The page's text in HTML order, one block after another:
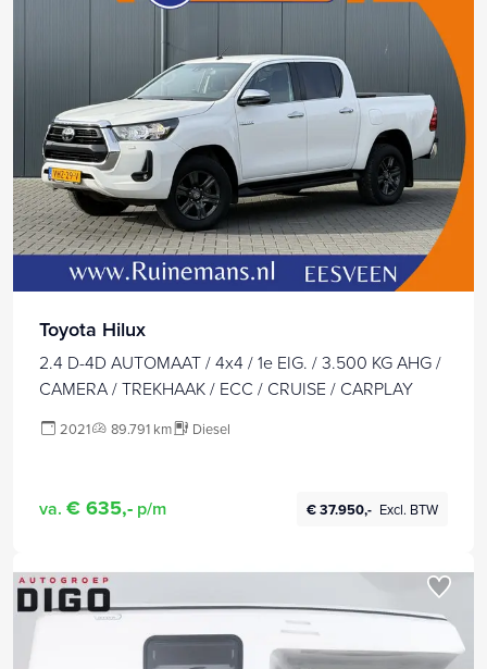
Toyota Hilux
2.4 D-4D AUTOMAAT / 4x4 / 1e EIG. / 3.500 KG AHG /
CAMERA / TREKHAAK / ECC / CRUISE / CARPLAY
2021 89.791 km Diesel
va. € 635,- p/m € 37.950,- Excl. BTW